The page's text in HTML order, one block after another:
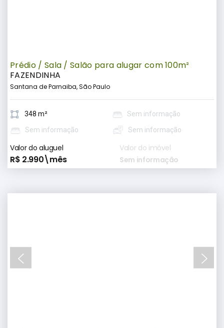
Prédio / Sala / Salão para alugar com 100m²
FAZENDINHA
Santana de Parnaiba, São Paulo
348 m²
Sem informação
Sem informação
Sem informação
Valor do aluguel
R$ 2.990\mês
Valor do imóvel
Sem informação